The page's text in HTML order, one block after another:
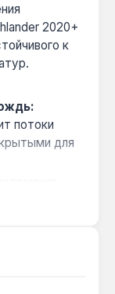
2020+
к
потоки
для